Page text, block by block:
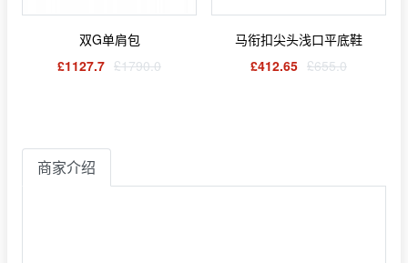
双G单肩包
£1127.7 £1790.0
马衔扣尖头浅口平底鞋
£412.65 £655.0
商家介绍